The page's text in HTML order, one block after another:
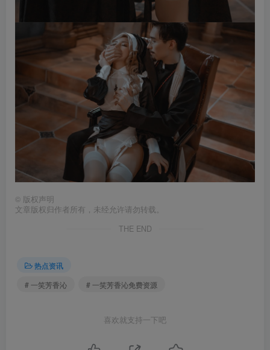
© 版权声明
文章版权归作者所有，未经允许请勿转载。
THE END
热点资讯
# 一笑芳香沁
# 一笑芳香沁免费资源
喜欢就支持一下吧